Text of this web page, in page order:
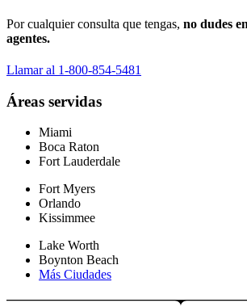
Por cualquier consulta que tengas, no dudes
agentes.
Llamar al 1-800-854-5481
Áreas servidas
Miami
Boca Raton
Fort Lauderdale
Fort Myers
Orlando
Kissimmee
Lake Worth
Boynton Beach
Más Ciudades